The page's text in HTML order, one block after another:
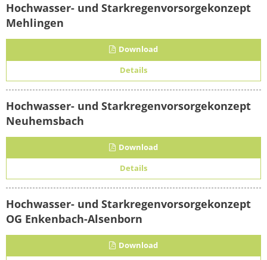
Hochwasser- und Starkregenvorsorgekonzept
Mehlingen
Download
Details
Hochwasser- und Starkregenvorsorgekonzept
Neuhemsbach
Download
Details
Hochwasser- und Starkregenvorsorgekonzept
OG Enkenbach-Alsenborn
Download